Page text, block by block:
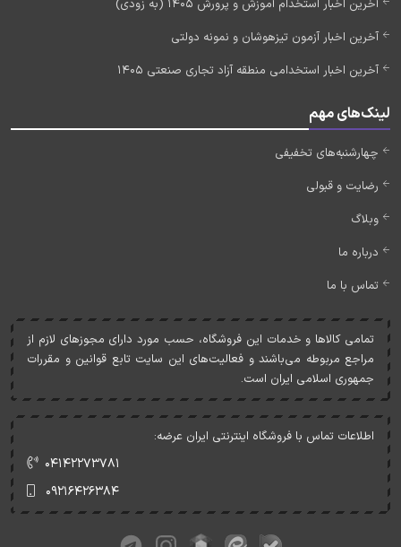
آخرین اخبار استخدام آموزش و پرورش 1405 (به زودی)
آخرین اخبار آزمون تیزهوشان و نمونه دولتی
آخرین اخبار استخدامی منطقه آزاد تجاری صنعتی 1405
لینک‌های مهم
چهارشنبه‌های تخفیفی
رضایت و قبولی
وبلاگ
درباره ما
تماس با ما
تمامی کالاها و خدمات اين فروشگاه، حسب مورد دارای مجوزهای لازم از
مراجع مربوطه می‌باشند و فعاليت‌های اين سايت تابع قوانين و مقررات
جمهوری اسلامی ايران است.
اطلاعات تماس با فروشگاه اینترنتی ایران عرضه:
۰۴۱۴۲۲۷۳۷۸۱
۰۹۲۱۶۴۲۶۳۸۴